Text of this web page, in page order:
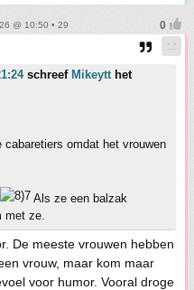
@ 10:50 • 29
schreef Mikeytt het
cabaretiers omdat het vrouwen
Als ze een balzak
met ze.
De meeste vrouwen hebben
vrouw, maar kom maar
voor humor. Vooral droge